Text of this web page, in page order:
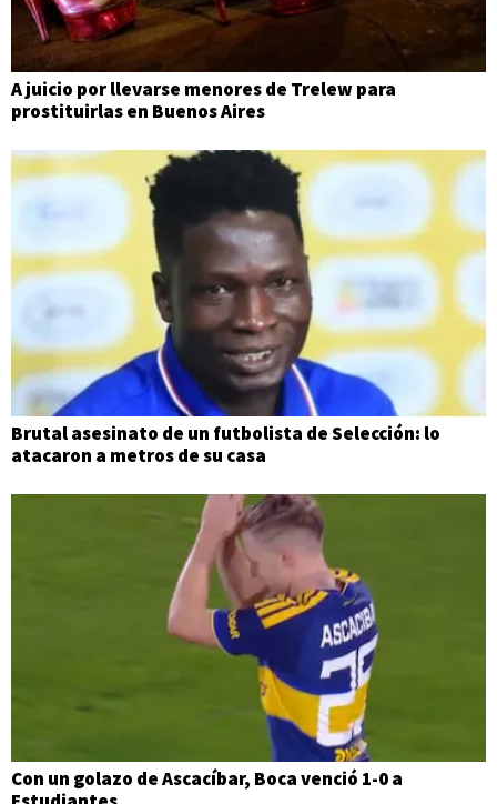
A juicio por llevarse menores de Trelew para
prostituirlas en Buenos Aires
Brutal asesinato de un futbolista de Selección: lo
atacaron a metros de su casa
Con un golazo de Ascacíbar, Boca venció 1-0 a